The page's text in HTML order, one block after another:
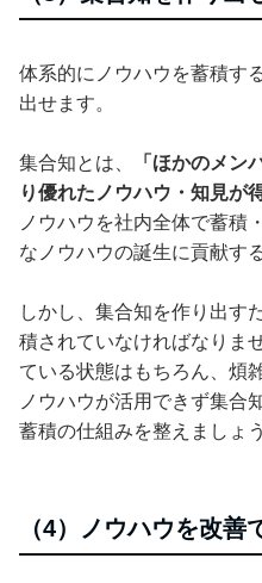
体系的にノウハウを蓄積す
出せます。
集合知とは、
「ほかのメン
り優れたノウハウ・知見が
ノウハウを社内全体で蓄積
なノウハウの誕生に貢献す
しかし、集合知を作り出す
積されていなければなりま
ている状態はもちろん、煩
ノウハウが活用できず集合
蓄積の仕組みを整えましょう
（4）ノウハウを改善